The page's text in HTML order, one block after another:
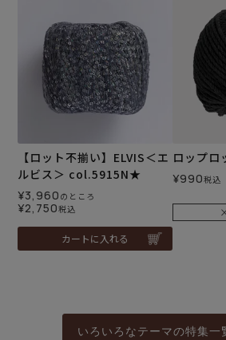
【ロット不揃い】ELVIS＜エ
ルビス＞ col.5915N★
¥3,960 のところ
¥2,750税込
カートに入れる
ロップ
¥990税込
いろいろなテーマの特集一